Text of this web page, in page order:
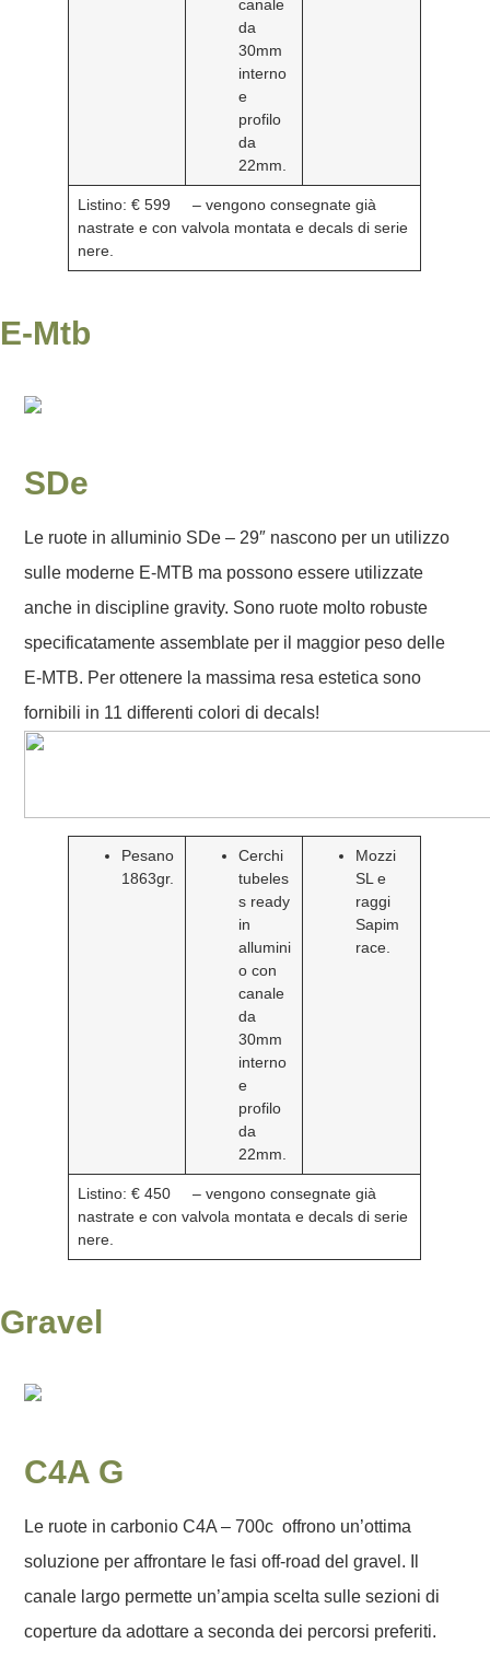
canale
da
30mm
interno
e
profilo
da
22mm.
Listino: € 599 – vengono consegnate già
nastrate e con valvola montata e decals di serie
nere.
E-Mtb
SDe
Le ruote in alluminio SDe – 29″ nascono per un utilizzo
sulle moderne E-MTB ma possono essere utilizzate
anche in discipline gravity. Sono ruote molto robuste
specificatamente assemblate per il maggior peso delle
E-MTB. Per ottenere la massima resa estetica sono
fornibili in 11 differenti colori di decals!
Pesano
1863gr.
Cerchi
tubeles
s ready
in
allumini
o con
canale
da
30mm
interno
e
profilo
da
22mm.
Mozzi
SL e
raggi
Sapim
race.
Listino: € 450– vengono consegnate già
nastrate e con valvola montata e decals di serie
nere.
Gravel
C4A G
Le ruote in carbonio C4A – 700c offrono un’ottima
soluzione per affrontare le fasi off-road del gravel. Il
canale largo permette un’ampia scelta sulle sezioni di
coperture da adottare a seconda dei percorsi preferiti.